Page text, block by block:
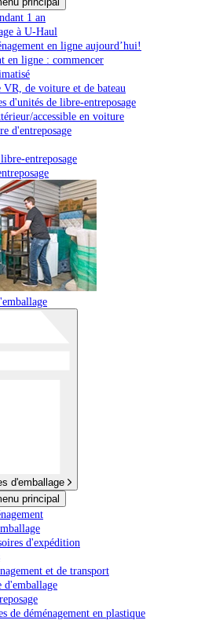
1 an
à U-Haul
en ligne aujourd’hui!
en ligne : commencer
VR, de voiture et de bateau
d'unités de libre-entreposage
accessible en voiture
d'entreposage
entreposage
d'emballage
principal
d'expédition
et de transport
d'emballage
de déménagement en plastique